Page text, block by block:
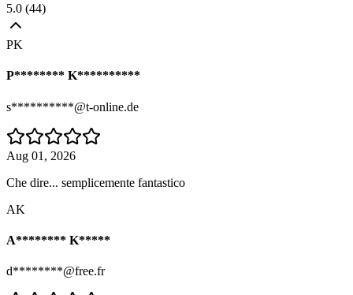
5.0 (44)
PK
P******** K**********
s**********@t-online.de
Aug 01, 2026
Che dire... semplicemente fantastico
AK
A******** K*****
d********@free.fr